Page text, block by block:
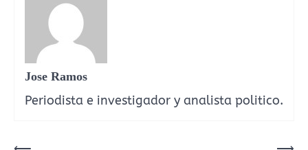
Jose Ramos
Periodista e investigador y analista politico.